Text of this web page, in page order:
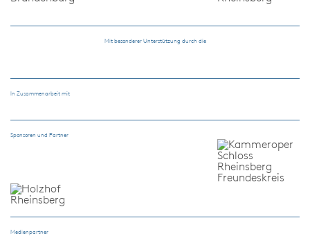
Mit besonderer Unterstützung durch die
In Zusammenarbeit mit
Sponsoren und Partner
Medienpartner